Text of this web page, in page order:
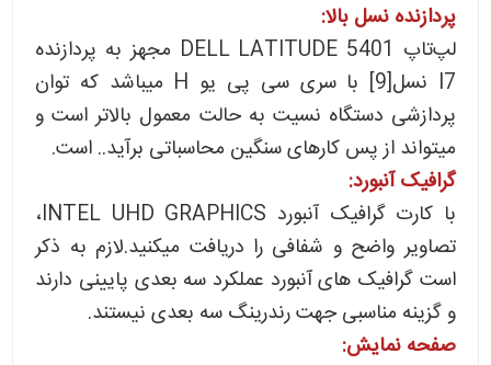
پردازنده نسل بالا:
لپ‌تاپ DELL LATITUDE 5401 مجهز به پردازنده
I7 نسل[9] با سری سی پی یو H میباشد که توان
پردازشی دستگاه نسیت به حالت معمول بالاتر است و
میتواند از پس کارهای سنگین محاسباتی برآید.. است.
گرافیک آنبورد:
با کارت گرافیک آنبورد INTEL UHD GRAPHICS،
تصاویر واضح و شفافی را دریافت میکنید.لازم به ذکر
است گرافیک های آنبورد عملکرد سه بعدی پایینی دارند
و گزینه مناسبی جهت رندرینگ سه بعدی نیستند.
صفحه نمایش: